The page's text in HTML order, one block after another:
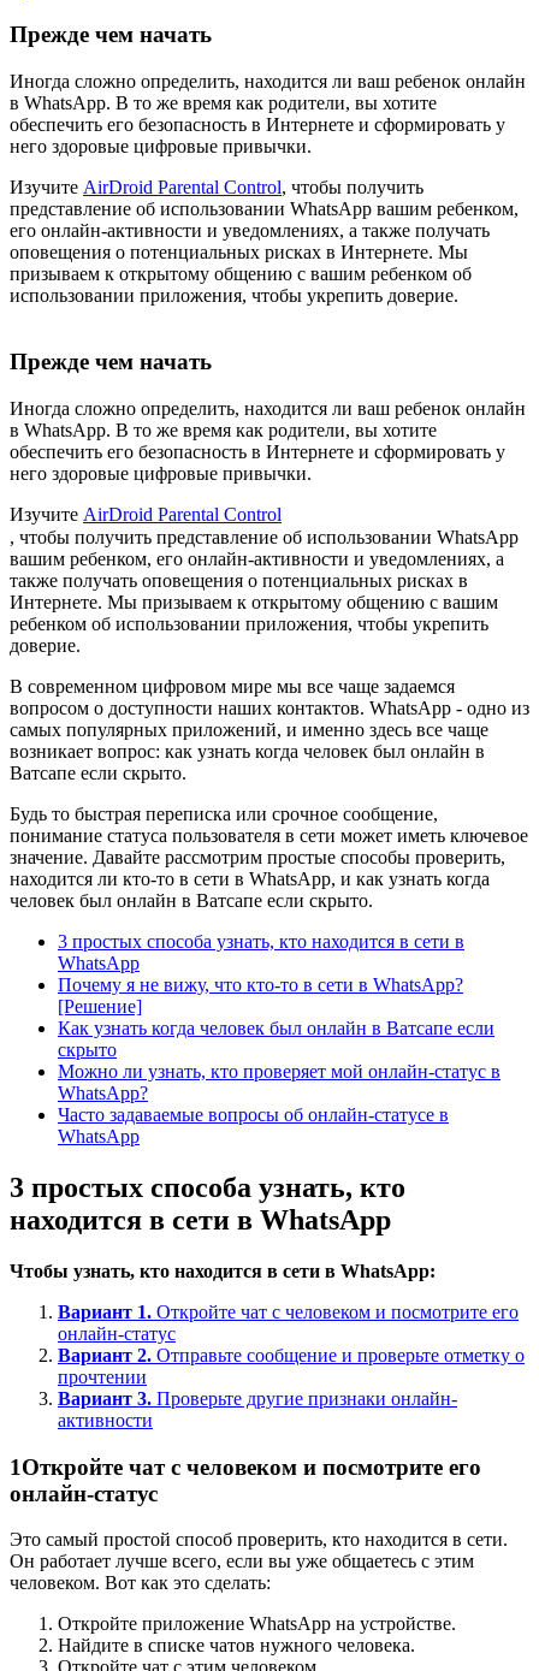
Прежде чем начать
Иногда сложно определить, находится ли ваш ребенок онлайн
в WhatsApp. В то же время как родители, вы хотите
обеспечить его безопасность в Интернете и сформировать у
него здоровые цифровые привычки.
Изучите AirDroid Parental Control, чтобы получить
представление об использовании WhatsApp вашим ребенком,
его онлайн-активности и уведомлениях, а также получать
оповещения о потенциальных рисках в Интернете. Мы
призываем к открытому общению с вашим ребенком об
использовании приложения, чтобы укрепить доверие.
Прежде чем начать
Иногда сложно определить, находится ли ваш ребенок онлайн
в WhatsApp. В то же время как родители, вы хотите
обеспечить его безопасность в Интернете и сформировать у
него здоровые цифровые привычки.
Изучите AirDroid Parental Control
, чтобы получить представление об использовании WhatsApp
вашим ребенком, его онлайн-активности и уведомлениях, а
также получать оповещения о потенциальных рисках в
Интернете. Мы призываем к открытому общению с вашим
ребенком об использовании приложения, чтобы укрепить
доверие.
В современном цифровом мире мы все чаще задаемся
вопросом о доступности наших контактов. WhatsApp - одно из
самых популярных приложений, и именно здесь все чаще
возникает вопрос: как узнать когда человек был онлайн в
Ватсапе если скрыто.
Будь то быстрая переписка или срочное сообщение,
понимание статуса пользователя в сети может иметь ключевое
значение. Давайте рассмотрим простые способы проверить,
находится ли кто-то в сети в WhatsApp, и как узнать когда
человек был онлайн в Ватсапе если скрыто.
3 простых способа узнать, кто находится в сети в
WhatsApp
Почему я не вижу, что кто-то в сети в WhatsApp?
[Решение]
Как узнать когда человек был онлайн в Ватсапе если
скрыто
Можно ли узнать, кто проверяет мой онлайн-статус в
WhatsApp?
Часто задаваемые вопросы об онлайн-статусе в
WhatsApp
3 простых способа узнать, кто
находится в сети в WhatsApp
Чтобы узнать, кто находится в сети в WhatsApp:
Вариант 1. Откройте чат с человеком и посмотрите его
онлайн-статус
Вариант 2. Отправьте сообщение и проверьте отметку о
прочтении
Вариант 3. Проверьте другие признаки онлайн-
активности
1Откройте чат с человеком и посмотрите его
онлайн-статус
Это самый простой способ проверить, кто находится в сети.
Он работает лучше всего, если вы уже общаетесь с этим
человеком. Вот как это сделать:
Откройте приложение WhatsApp на устройстве.
Найдите в списке чатов нужного человека.